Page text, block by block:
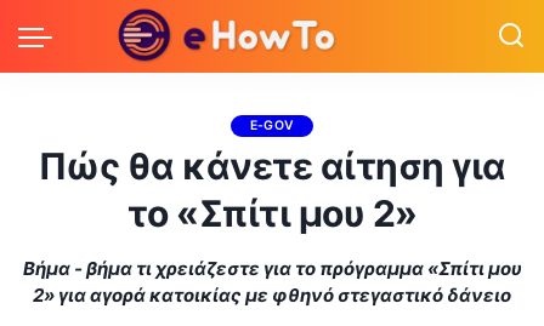
E-GOV
Πώς θα κάνετε αίτηση για
το «Σπίτι μου 2»
Βήμα - βήμα τι χρειάζεστε για το πρόγραμμα «Σπίτι μου
2» για αγορά κατοικίας με φθηνό στεγαστικό δάνειο